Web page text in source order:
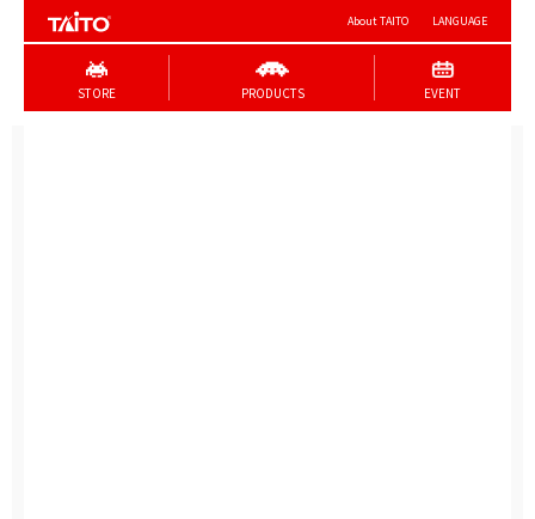
About TAITO LANGUAGE
STORE PRODUCTS EVENT